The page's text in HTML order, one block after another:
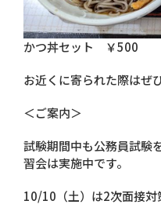
かつ丼セット ￥500
お近くに寄られた際はぜ
＜ご案内＞
試験期間中も公務員試験
習会は実施中です。
10/10（土）は2次面接対